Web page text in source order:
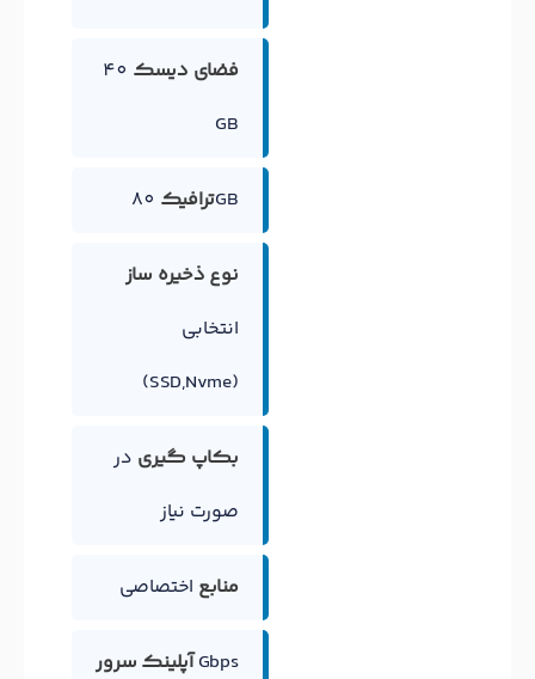
فضای دیسک 40
GB
ترافیک80GB
نوع ذخیره ساز
انتخابی
(SSD,Nvme)
بکاپ گیری در
صورت نیاز
منابع اختصاصی
آپلینک سرور Gbps